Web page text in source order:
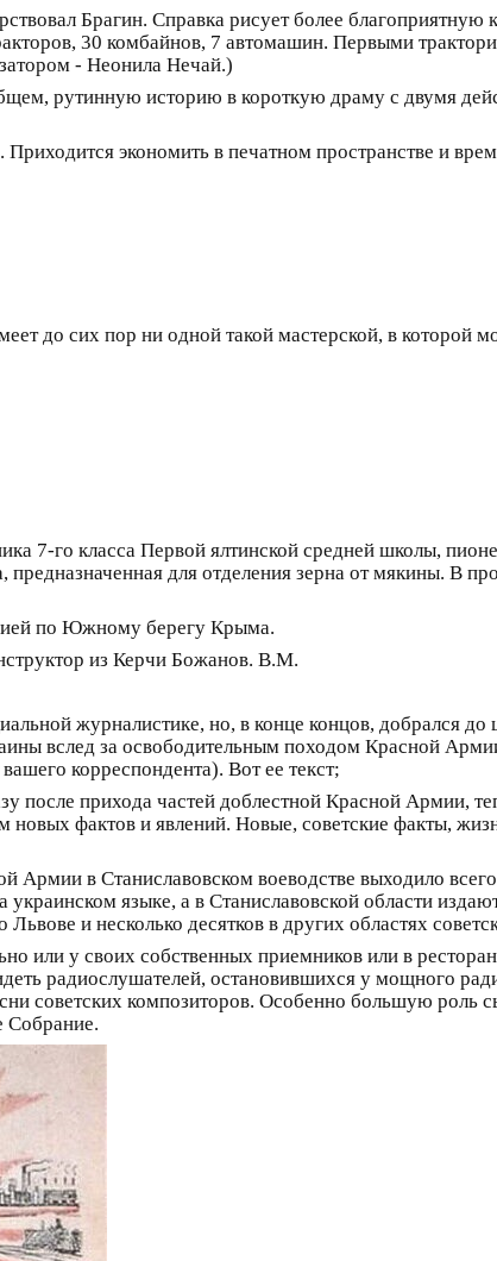
Брагин. Справка рисует более
30 комбайнов, 7 автомашин. Первыми
- Неонила Нечай.)
рутинную историю в короткую драму с двумя
экономить в печатном пространстве и
до сих пор ни одной такой мастерской, в которой
7-го класса Первой ялтинской средней школы,
для отделения зерна от мякины. В
по Южному берегу Крыма.
из Керчи Божанов. В.М.
журналистике, но, в конце концов, добрался до
вслед за освободительным походом Красной
корреспондента). Вот ее текст;
после прихода частей доблестной Красной Армии,
фактов и явлений. Новые, советские факты,
в Станиславовском воеводстве выходило
языке, а в Станиславовской области
и несколько десятков в других областях
или у своих собственных приемников или в
радиослушателей, остановившихся у мощного
советских композиторов. Особенно большую роль
Собрание.